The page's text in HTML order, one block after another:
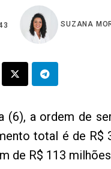
SUZANA
(6), a ordem de
total é de R$
de R$ 113